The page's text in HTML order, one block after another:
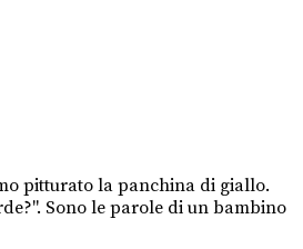
pitturato la panchina di giallo.
Sono le parole di un bambino